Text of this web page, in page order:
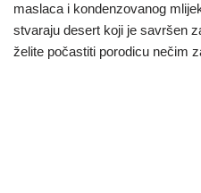
maslaca i kondenzovanog
stvaraju desert koji je savršen
želite počastiti porodicu nečim